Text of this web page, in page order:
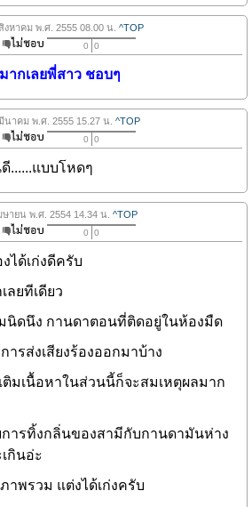
งหาคม พ.ศ. 2555 08.00 น. ^TOP
0 0
ากเลยพี่สาว ชอบๆ
นาคม พ.ศ. 2555 15.27 น. ^TOP
0 0
......แบบโหดๆ
ษายน พ.ศ. 2554 14.34 น. ^TOP
0 0
งได้เก่งดีครับ
ลยทีเดียว
นิดนึง กานดาตอนที่ติดอยู่ในห้องมืด
ารส่งเสียงร้องออกมาบ้าง
ติมเนื้อหาในส่วนนี้ก็จะสมเหตุผลมาก
ารทิ้งกลิ่นของสามีกับกานดามันห่าง
กินอ่ะ
าพรวม แต่งได้เก่งครับ